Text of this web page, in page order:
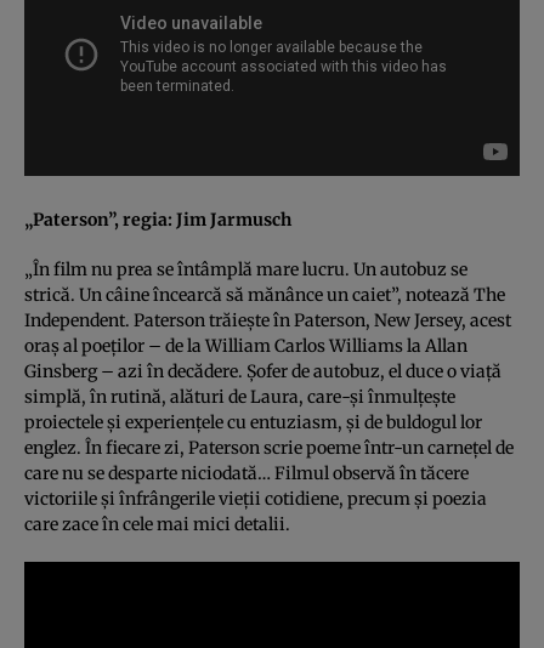
„Paterson”, regia: Jim Jarmusch
„În film nu prea se întâmplă mare lucru. Un autobuz se
strică. Un câine încearcă să mănânce un caiet”, notează The
Independent. Paterson trăieşte în Paterson, New Jersey, acest
oraş al poeţilor – de la William Carlos Williams la Allan
Ginsberg – azi în decădere. Şofer de autobuz, el duce o viaţă
simplă, în rutină, alături de Laura, care-şi înmulţeşte
proiectele şi experienţele cu entuziasm, şi de buldogul lor
englez. În fiecare zi, Paterson scrie poeme într-un carneţel de
care nu se desparte niciodată… Filmul observă în tăcere
victoriile şi înfrângerile vieţii cotidiene, precum şi poezia
care zace în cele mai mici detalii.